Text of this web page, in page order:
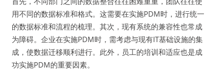
用不同的数据标准和格式。这需要在实施PDM时，进行统一
的数据标准和流程的梳理。其次，现有系统的兼容性也常成
为障碍。企业在实施PDM时，需考虑与现有IT基础设施的集
成，使数据迁移顺利进行。此外，员工的培训和适应也是成
功实施PDM的重要因素。